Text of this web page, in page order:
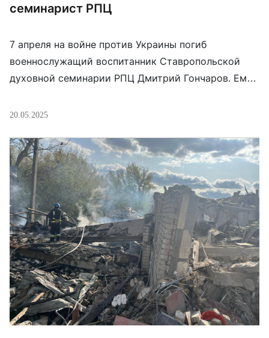
семинарист РПЦ
7 апреля на войне против Украины погиб
военнослужащий воспитанник Ставропольской
духовной семинарии РПЦ Дмитрий Гончаров. Ему
Георгиевской епархии протоиерей Анатолий
пономаря в храме святого великомученика
Димитрия Солунского села Калиновского. В 2018
году поступил в Ставропольскую духовную
семинарию, но в 2020 году прервал […]
20.05.2025